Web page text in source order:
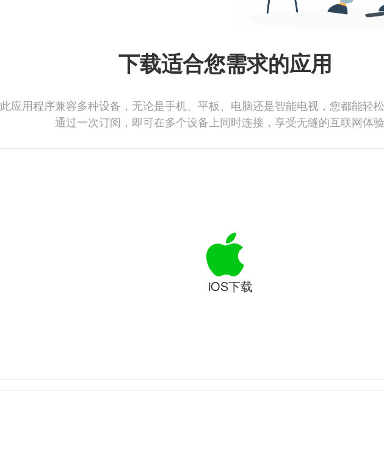
下载适合您需求的应用
此应用程序兼容多种设备，无论是手机、平板、电脑还是智能电视，您都能轻松
通过一次订阅，即可在多个设备上同时连接，享受无缝的互联网体验
iOS下载